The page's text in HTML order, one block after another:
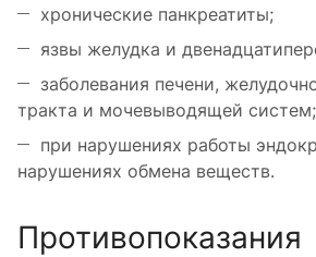
хронические панкреатиты;
язвы желудка и
заболевания печени,
тракта и мочевыводящей систем;
при нарушениях работы
нарушениях обмена веществ.
Противопоказания